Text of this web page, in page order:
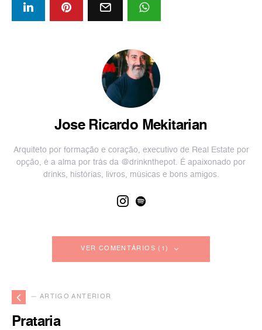
Jose Ricardo Mekitarian
Arquiteto por formação e coração, executivo de Real Estate por
opção, é a alma por trás da @drinknthepot. É apaixonado por
drinks, histórias, livros, músicas e bons amigos.
VER COMENTÁRIOS (1)
— ARTIGO ANTERIOR
Prataria